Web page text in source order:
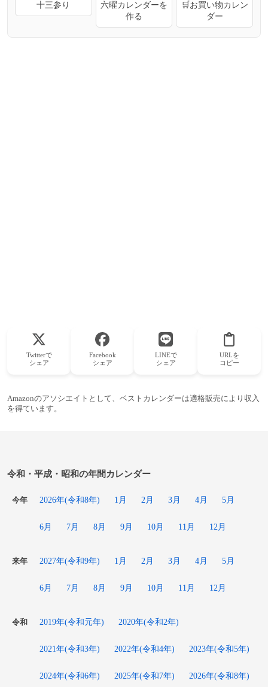
十三参り
六曜カレンダーを
作る
🛒お買い物カレン
ダー
Twitterで
シェア
Facebook
シェア
LINEで
シェア
URLを
コピー
Amazonのアソシエイトとして、ベストカレンダーは適格販売により収入
を得ています。
令和・平成・昭和の年間カレンダー
今年 2026年(令和8年) 1月 2月 3月 4月 5月
6月 7月 8月 9月 10月 11月 12月
来年 2027年(令和9年) 1月 2月 3月 4月 5月
6月 7月 8月 9月 10月 11月 12月
令和 2019年(令和元年) 2020年(令和2年)
2021年(令和3年) 2022年(令和4年) 2023年(令和5年)
2024年(令和6年) 2025年(令和7年) 2026年(令和8年)